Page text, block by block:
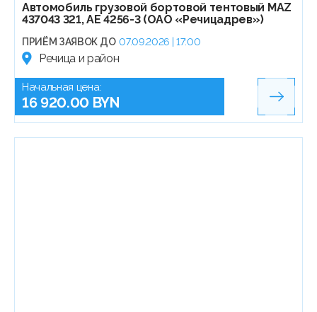
Автомобиль грузовой бортовой тентовый МАZ
437043 321, АЕ 4256-3 (ОАО «Речицадрев»)
ПРИЁМ ЗАЯВОК ДО 07.09.2026 | 17:00
Речица и район
Начальная цена:
16 920.00 BYN